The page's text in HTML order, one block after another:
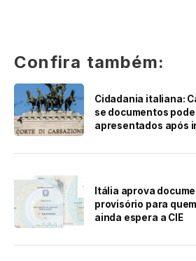
Confira também:
Cidadania italiana:
se documentos
apresentados após
Itália aprova
provisório para
ainda espera a CIE